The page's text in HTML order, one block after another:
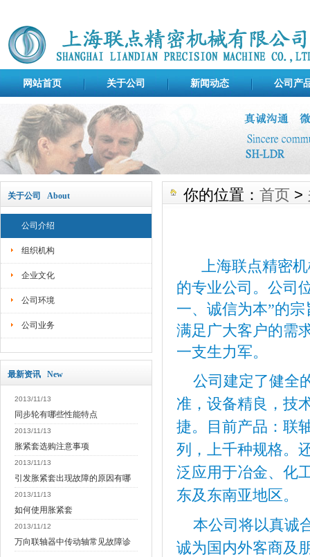
网站首页 关于公司 新闻动态 公司产
关于公司 About
公司介绍
组织机构
企业文化
公司环境
公司业务
最新资讯 New
2013/11/13
同步轮有哪些性能特点
2013/11/13
胀紧套选购注意事项
2013/11/13
引发胀紧套出现故障的原因有哪
2013/11/13
如何使用胀紧套
2013/11/12
万向联轴器中传动轴常见故障诊
你的位置： 首页 >
上海联点精密机
的专业公司。公司
一、诚信为本”的
满足广大客户的需
一支生力军。
公司建定了健全
准，设备精良，技
捷。目前产品：联
列，上千种规格。
泛应用于冶金、化
东及东南亚地区。
本公司将以真诚
诚为国内外客商及